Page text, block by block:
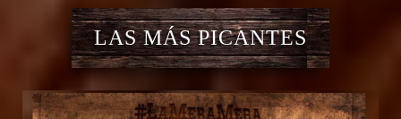
LAS MÁS PICANTES